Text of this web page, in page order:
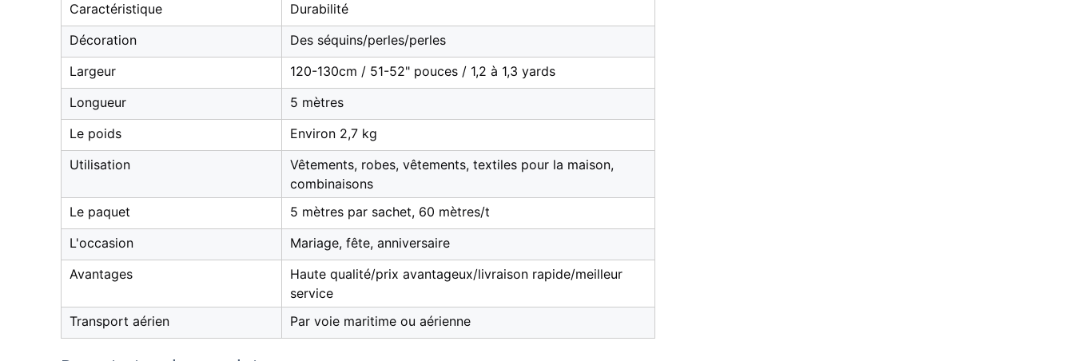
Caractéristique
Durabilité
Décoration
Des séquins/perles/perles
Largeur
120-130cm / 51-52" pouces / 1,2 à 1,3 yards
Longueur
5 mètres
Le poids
Environ 2,7 kg
Utilisation
Vêtements, robes, vêtements, textiles pour la maison,
combinaisons
Le paquet
5 mètres par sachet, 60 mètres/t
L'occasion
Mariage, fête, anniversaire
Avantages
Haute qualité/prix avantageux/livraison rapide/meilleur
service
Transport aérien
Par voie maritime ou aérienne